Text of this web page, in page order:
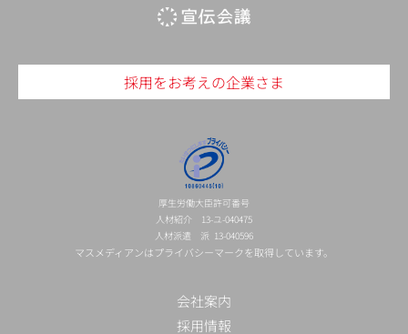
採用をお考えの企業さま
厚生労働大臣許可番号
人材紹介 13-ユ-040475
人材派遣 派 13-040596
マスメディアンはプライバシーマークを取得しています。
会社案内
採用情報